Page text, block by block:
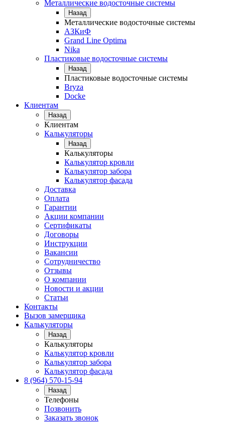
Металлические водосточные системы
Назад
Металлические водосточные системы
АЗКиФ
Grand Line Optima
Nika
Пластиковые водосточные системы
Назад
Пластиковые водосточные системы
Bryza
Docke
Клиентам
Назад
Клиентам
Калькуляторы
Назад
Калькуляторы
Калькулятор кровли
Калькулятор забора
Калькулятор фасада
Доставка
Оплата
Гарантии
Акции компании
Сертификаты
Договоры
Инструкции
Вакансии
Сотрудничество
Отзывы
О компании
Новости и акции
Статьи
Контакты
Вызов замерщика
Калькуляторы
Назад
Калькуляторы
Калькулятор кровли
Калькулятор забора
Калькулятор фасада
8 (964) 570-15-94
Назад
Телефоны
Позвонить
Заказать звонок